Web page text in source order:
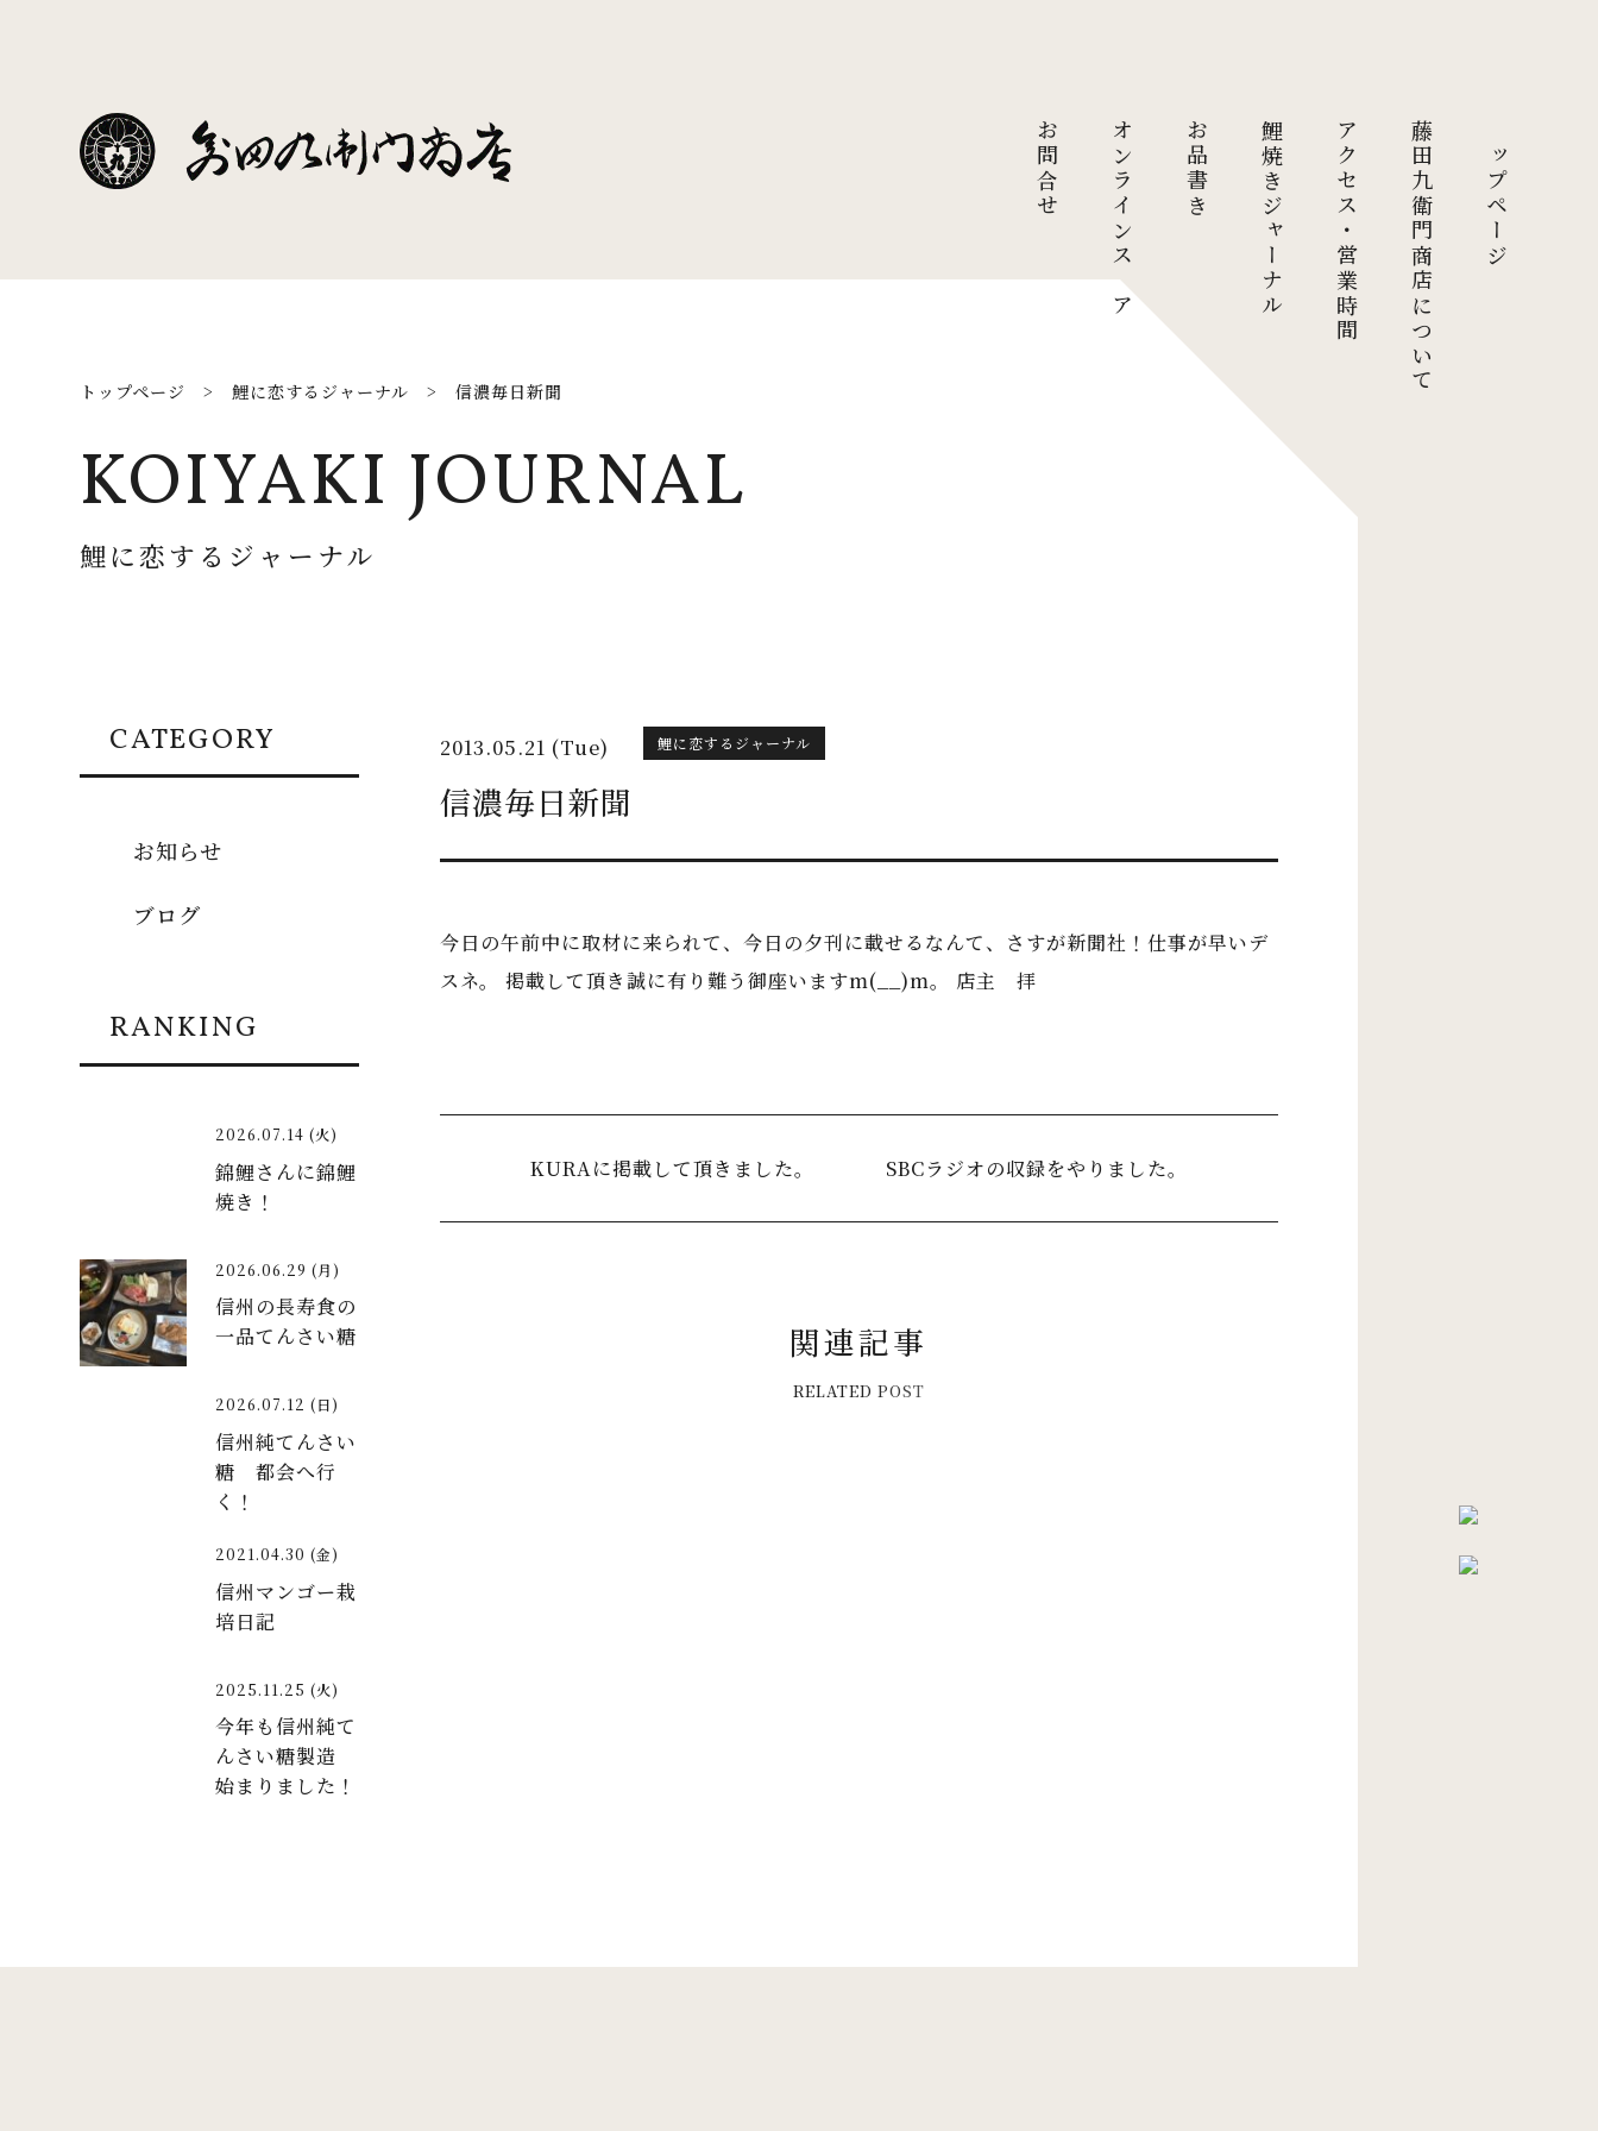
トップページ
藤田九衛門商店について
アクセス・営業時間
鯉焼きジャーナル
お品書き
オンラインストア
お問合せ
トップページ >鯉に恋するジャーナル >信濃毎日新聞
KOIYAKI JOURNAL
鯉に恋するジャーナル
2013.05.21 (Tue) 鯉に恋するジャーナル
信濃毎日新聞
今日の午前中に取材に来られて、今日の夕刊に載せるなんて、さすが新聞社！仕事が早いデ
スネ。 掲載して頂き誠に有り難う御座いますm(__)m。 店主 拝
KURAに掲載して頂きました。 SBCラジオの収録をやりました。
関連記事
RELATED POST
CATEGORY
お知らせ
ブログ
RANKING
2026.07.14 (火)
錦鯉さんに錦鯉
焼き！
2026.06.29 (月)
信州の長寿食の
一品てんさい糖
2026.07.12 (日)
信州純てんさい
糖 都会へ行
く！
2021.04.30 (金)
信州マンゴー栽
培日記
2025.11.25 (火)
今年も信州純て
んさい糖製造
始まりました！